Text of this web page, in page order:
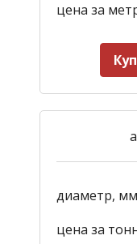
цена за
диаметр, мм
цена за